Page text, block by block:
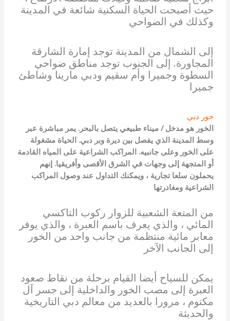
حيث أصبحت الحياة السكنية شائعة في المدينة
وكذلك في الضواحي
إلى الشمال من المدينة توجد إمارة الشارقة
المجاورة. إلى الجنوب توجد مناطق ضواحي
السطوة وجميرا وأم سقيم ودبي مارينا وشاطئ
جميرا
خور دبي
الخور هو مدخل / ميناء طبيعي يتصل بالبحر. يمر مباشرة عبر
وسط المدينة الذي يفصل بين ديرة وبر دبي. الحياة مشغولة
على الخور وعلى جانبيه. المراكب الشراعية على المياه القادمة
أو المتجهة إلى وجهات في الشرق الأقصى وأفريقيا. إنهم
يحملون سلعا تجارية ، ويمكنك التداول عند وصول المراكب
الشراعية ومغادرتها
من المتعة الشعبية للزوار ركوب التاكسي
المائي ، والذي يعرف باسم العبرة ، والذي يوفر
معابر مائية منتظمة من جانب واحد من الخور
إلى الجانب الآخر
يمكن للسياح أيضا القيام برحلة من نقاط صعود
العبرة إلى مصب الخور والداخلية إلى جسر آل
مكتوم ، مرورا بالعديد من معالم دبي التاريخية
والحديثة